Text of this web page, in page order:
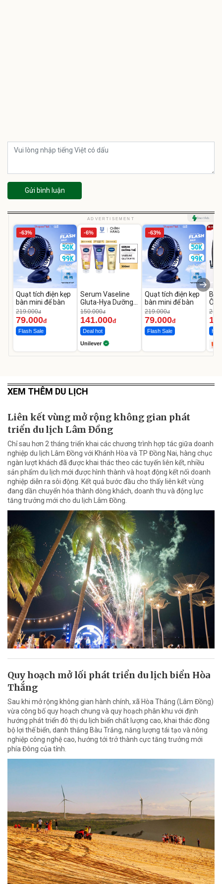
Gửi bình luận
ADVERTISEMENT
-63%
Quạt tích điện kẹp
bàn mini để bàn
219.000đ
79.000đ
Flash Sale
-6%
Serum Vaseline
Gluta-Hya Dưỡng
Da Sáng Mịn Sau 7
Ngày
150.000đ
141.000đ
Deal hot
Unilever
-63%
Quạt tích điện kẹp
bàn mini để bàn
219.000đ
79.000đ
Flash Sale
Ô
Hot
XEM THÊM DU LỊCH
Liên kết vùng mở rộng không gian phát
triển du lịch Lâm Đồng
Chỉ sau hơn 2 tháng triển khai các chương trình hợp tác giữa doanh
nghiệp du lịch Lâm Đồng với Khánh Hòa và TP Đồng Nai, hàng chục
ngàn lượt khách đã được khai thác theo các tuyến liên kết, nhiều
sản phẩm du lịch mới được hình thành và hoạt động kết nối doanh
nghiệp diễn ra sôi động. Kết quả bước đầu cho thấy liên kết vùng
đang dần chuyển hóa thành dòng khách, doanh thu và động lực
tăng trưởng mới cho du lịch Lâm Đồng.
Quy hoạch mở lối phát triển du lịch biển Hòa
Thắng
Sau khi mở rộng không gian hành chính, xã Hòa Thắng (Lâm Đồng)
vừa công bố quy hoạch chung và quy hoạch phân khu với định
hướng phát triển đô thị du lịch biển chất lượng cao, khai thác đồng
bộ lợi thế biển, danh thắng Bàu Trắng, năng lượng tái tạo và nông
nghiệp công nghệ cao, hướng tới trở thành cực tăng trưởng mới
phía Đông của tỉnh.